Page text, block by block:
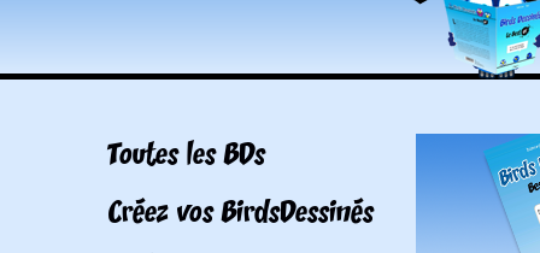
Toutes les BDs
Créez vos BirdsDessinés